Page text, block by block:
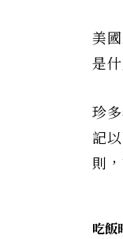
美
是
珍
記
則
吃飯